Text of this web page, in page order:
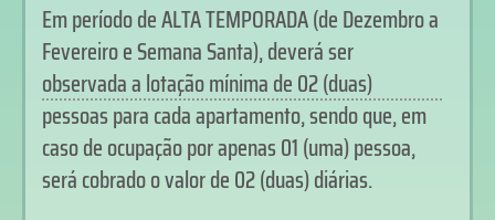
Em período de ALTA TEMPORADA (de Dezembro a
Fevereiro e Semana Santa), deverá ser
observada a lotação mínima de 02 (duas)
pessoas para cada apartamento, sendo que, em
caso de ocupação por apenas 01 (uma) pessoa,
será cobrado o valor de 02 (duas) diárias.